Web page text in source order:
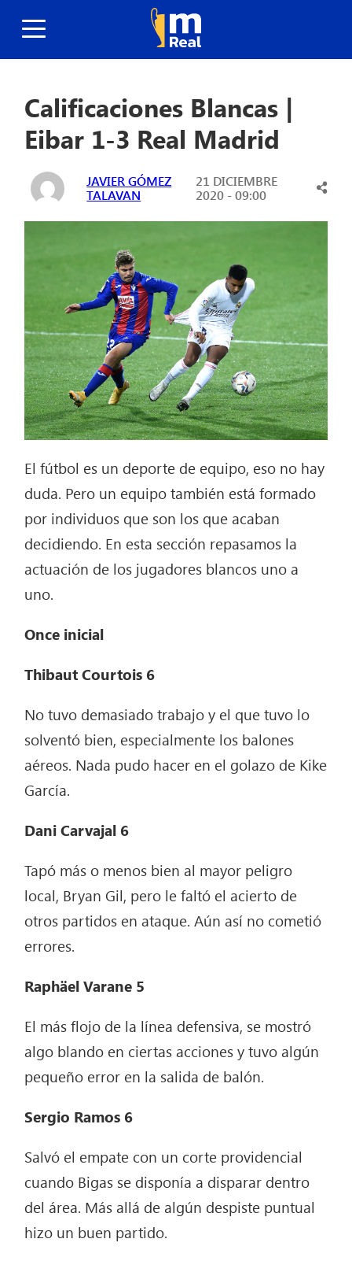
Calificaciones Blancas |
Eibar 1-3 Real Madrid
JAVIER GÓMEZ
TALAVAN
21 DICIEMBRE
2020 - 09:00
El fútbol es un deporte de equipo, eso no hay
duda. Pero un equipo también está formado
por individuos que son los que acaban
decidiendo. En esta sección repasamos la
actuación de los jugadores blancos uno a
uno.
Once inicial
Thibaut Courtois 6
No tuvo demasiado trabajo y el que tuvo lo
solventó bien, especialmente los balones
aéreos. Nada pudo hacer en el golazo de Kike
García.
Dani Carvajal 6
Tapó más o menos bien al mayor peligro
local, Bryan Gil, pero le faltó el acierto de
otros partidos en ataque. Aún así no cometió
errores.
Raphäel Varane 5
El más flojo de la línea defensiva, se mostró
algo blando en ciertas acciones y tuvo algún
pequeño error en la salida de balón.
Sergio Ramos 6
Salvó el empate con un corte providencial
cuando Bigas se disponía a disparar dentro
del área. Más allá de algún despiste puntual
hizo un buen partido.